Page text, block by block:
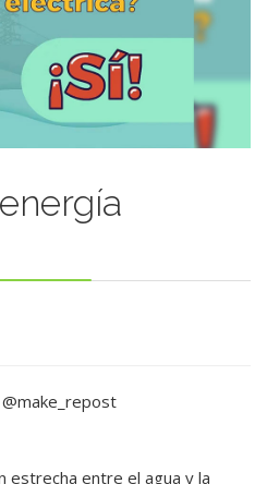
estrecha entre el agua y la